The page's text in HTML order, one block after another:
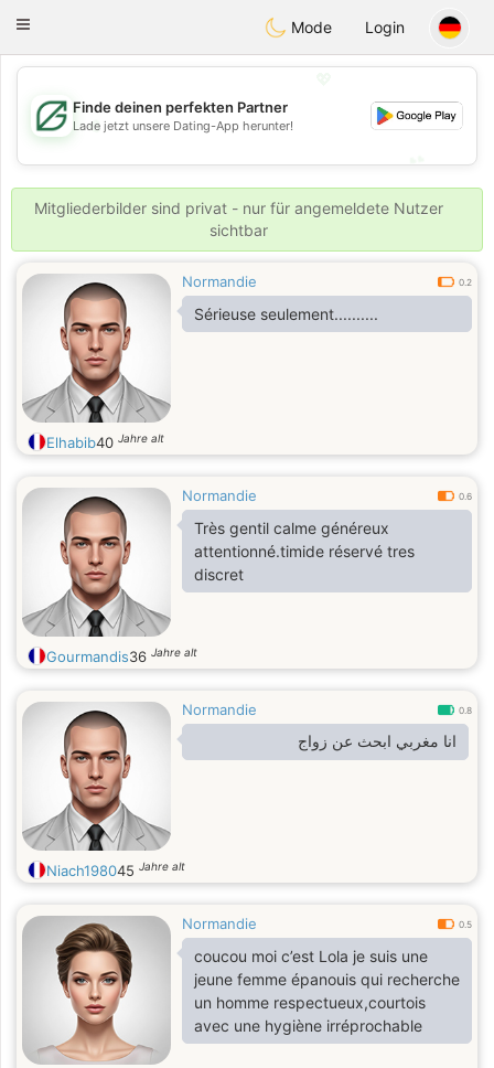
Dating
Toggle
Mode Login
💖
💕
Finde deinen perfekten Partner
Lade jetzt unsere Dating-App herunter!
Mitgliederbilder sind privat - nur für angemeldete Nutzer
sichtbar
Normandie 0.2
Sérieuse seulement..........
Elhabib40 Jahre alt
Normandie 0.6
Très gentil calme généreux
attentionné.timide réservé tres
discret
Gourmandis36 Jahre alt
Normandie 0.8
انا مغربي ابحث عن زواج
Niach198045 Jahre alt
Normandie 0.5
coucou moi c’est Lola je suis une
jeune femme épanouis qui recherche
un homme respectueux,courtois
avec une hygiène irréprochable